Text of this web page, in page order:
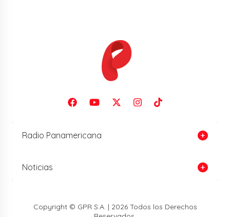
Radio Panamericana
Noticias
Copyright © GPR S.A. | 2026 Todos los Derechos